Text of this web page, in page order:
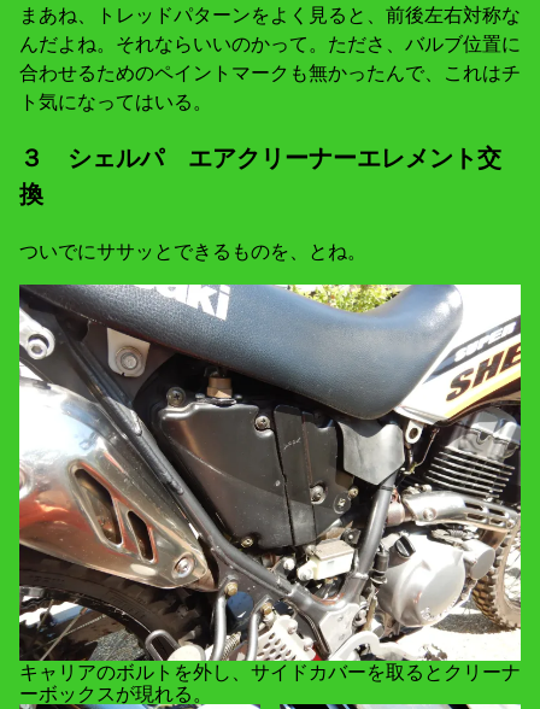
まあね、トレッドパターンをよく見ると、前後左右対称な
んだよね。それならいいのかって。たださ、バルブ位置に
合わせるためのペイントマークも無かったんで、これはチ
ト気になってはいる。
３ シェルパ エアクリーナーエレメント交
換
ついでにササッとできるものを、とね。
キャリアのボルトを外し、サイドカバーを取るとクリーナ
ーボックスが現れる。